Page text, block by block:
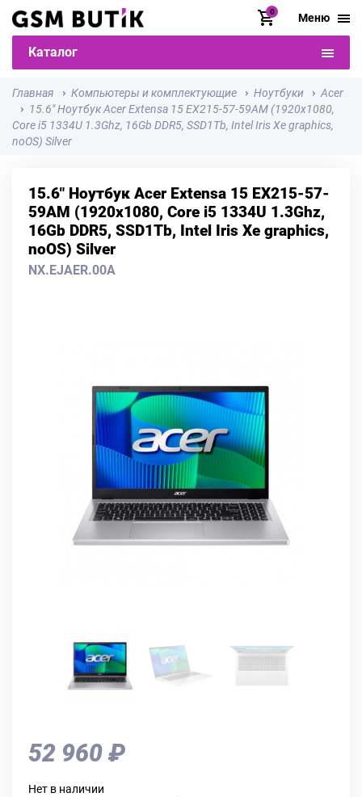
0 Меню
Каталог
Главная Компьютеры и комплектующие Ноутбуки
Acer
15.6" Ноутбук Acer Extensa 15 EX215-57-59AM (1920x1080,
Core i5 1334U 1.3Ghz, 16Gb DDR5, SSD1Tb, Intel Iris Xe graphics,
noOS) Silver
15.6" Ноутбук Acer Extensa 15 EX215-57-
59AM (1920x1080, Core i5 1334U 1.3Ghz,
16Gb DDR5, SSD1Tb, Intel Iris Xe graphics,
noOS) Silver
NX.EJAER.00A
52 960 ₽
Нет в наличии